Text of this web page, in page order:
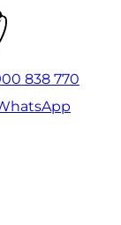
838 770